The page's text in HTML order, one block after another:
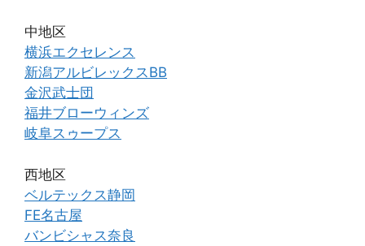
中地区
横浜エクセレンス
新潟アルビレックスBB
金沢武士団
福井ブローウィンズ
岐阜スゥープス
西地区
ベルテックス静岡
FE名古屋
バンビシャス奈良